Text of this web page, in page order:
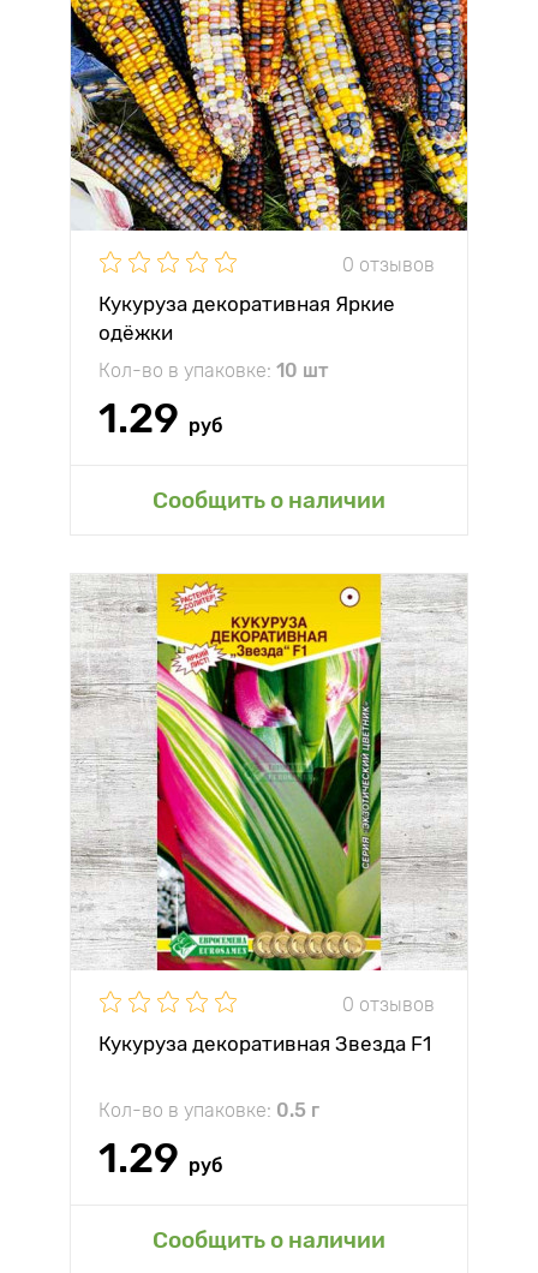
0 отзывов
Кукуруза декоративная Яркие
одёжки
Кол-во в упаковке: 10 шт
1.29 руб
Сообщить о наличии
0 отзывов
Кукуруза декоративная Звезда F1
Кол-во в упаковке: 0.5 г
1.29 руб
Сообщить о наличии